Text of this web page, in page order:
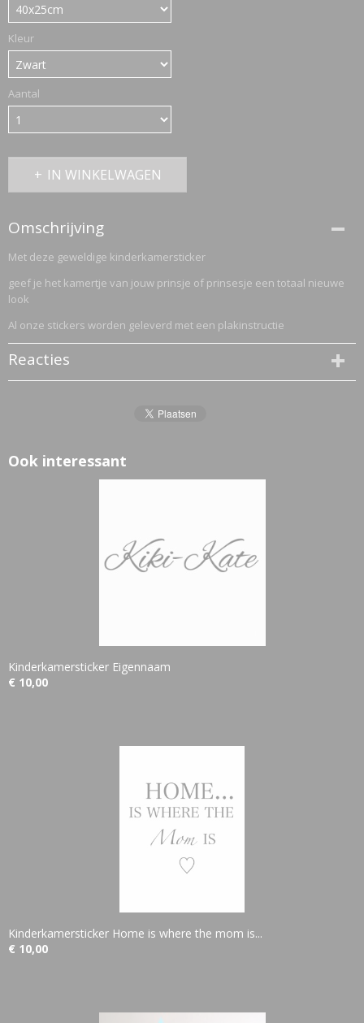
Kleur
Aantal
IN WINKELWAGEN
Omschrijving
Met deze geweldige kinderkamersticker
geef je het kamertje van jouw prinsje of prinsesje een totaal nieuwe
look
Al onze stickers worden geleverd met een plakinstructie
Reacties
Ook interessant
Kinderkamersticker Eigennaam
€ 10,00
Kinderkamersticker Home is where the mom is...
€ 10,00